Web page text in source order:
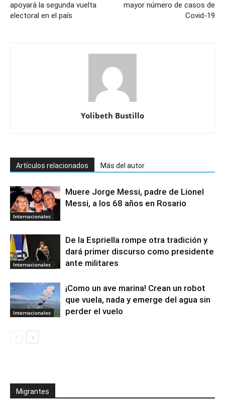
apoyará la segunda vuelta
electoral en el país
mayor número de casos de
Covid-19
Yolibeth Bustillo
Artículos relacionados Más del autor
Internacionales
Muere Jorge Messi, padre de Lionel
Messi, a los 68 años en Rosario
Internacionales
De la Espriella rompe otra tradición y
dará primer discurso como presidente
ante militares
Internacionales
¡Como un ave marina! Crean un robot
que vuela, nada y emerge del agua sin
perder el vuelo
Migrantes